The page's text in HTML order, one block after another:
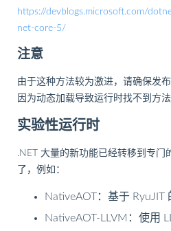
https://devblogs.microsoft.com/
net-core-5/
注意
由于这种方法较为激进，请确保发
因为动态加载导致运行时找不到方法
实验性运行时
.NET 大量的新功能已经转移到专门
了，例如：
NativeAOT：基于 RyuJIT
NativeAOT-LLVM：使用